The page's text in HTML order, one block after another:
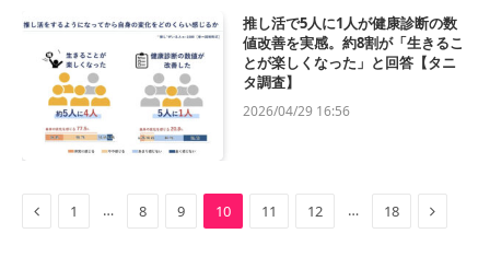
推し活で5人に1人が健康診断の数
値改善を実感。約8割が「生きるこ
とが楽しくなった」と回答【タニ
タ調査】
2026/04/29 16:56
Previous
1 … 8 9 10 11 12 … 18 Next